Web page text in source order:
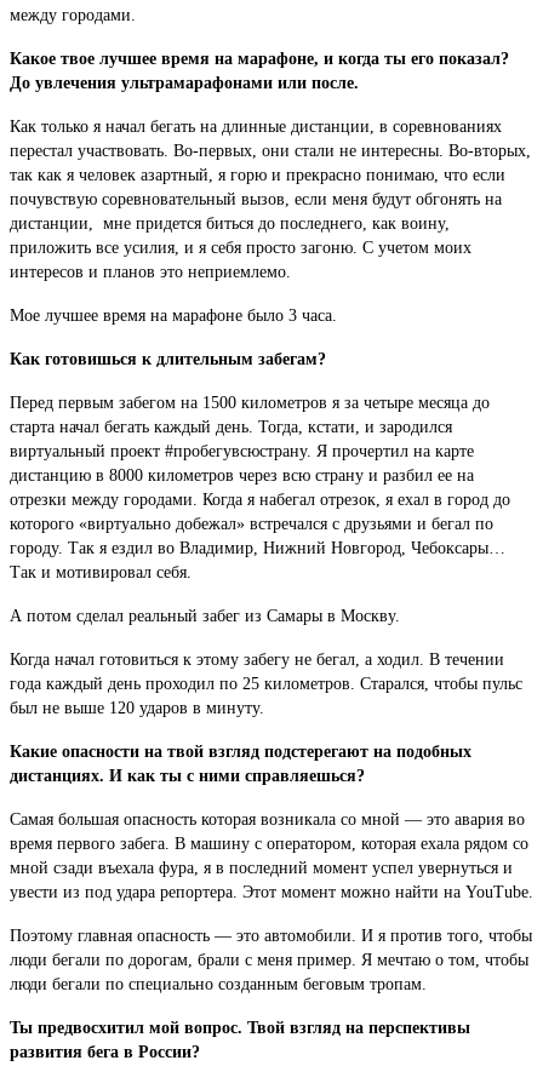
между городами.
Какое твое лучшее время на марафоне, и когда ты его показал?
До увлечения ультрамарафонами или после.
Как только я начал бегать на длинные дистанции, в соревнованиях
перестал участвовать. Во-первых, они стали не интересны. Во-вторых,
так как я человек азартный, я горю и прекрасно понимаю, что если
почувствую соревновательный вызов, если меня будут обгонять на
дистанции, мне придется биться до последнего, как воину,
приложить все усилия, и я себя просто загоню. С учетом моих
интересов и планов это неприемлемо.
Мое лучшее время на марафоне было 3 часа.
Как готовишься к длительным забегам?
Перед первым забегом на 1500 километров я за четыре месяца до
старта начал бегать каждый день. Тогда, кстати, и зародился
виртуальный проект #пробегувсюстрану. Я прочертил на карте
дистанцию в 8000 километров через всю страну и разбил ее на
отрезки между городами. Когда я набегал отрезок, я ехал в город до
которого «виртуально добежал» встречался с друзьями и бегал по
городу. Так я ездил во Владимир, Нижний Новгород, Чебоксары…
Так и мотивировал себя.
А потом сделал реальный забег из Самары в Москву.
Когда начал готовиться к этому забегу не бегал, а ходил. В течении
года каждый день проходил по 25 километров. Старался, чтобы пульс
был не выше 120 ударов в минуту.
Какие опасности на твой взгляд подстерегают на подобных
дистанциях. И как ты с ними справляешься?
Самая большая опасность которая возникала со мной — это авария во
время первого забега. В машину с оператором, которая ехала рядом со
мной сзади въехала фура, я в последний момент успел увернуться и
увести из под удара репортера. Этот момент можно найти на YouTube.
Поэтому главная опасность — это автомобили. И я против того, чтобы
люди бегали по дорогам, брали с меня пример. Я мечтаю о том, чтобы
люди бегали по специально созданным беговым тропам.
Ты предвосхитил мой вопрос. Твой взгляд на перспективы
развития бега в России?